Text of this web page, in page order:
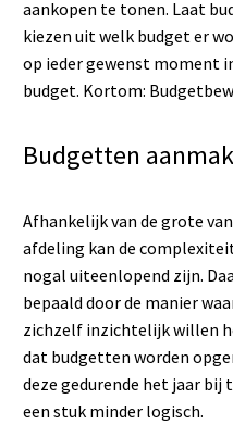
aankopen te tonen. Laat
kiezen uit welk budget er
op ieder gewenst moment
budget. Kortom:
Budgetten
Afhankelijk van de grote
afdeling kan de
nogal uiteenlopend zijn.
bepaald door de manier
zichzelf inzichtelijk willen
dat budgetten worden
deze gedurende het jaar bij
een stuk minder logisch.